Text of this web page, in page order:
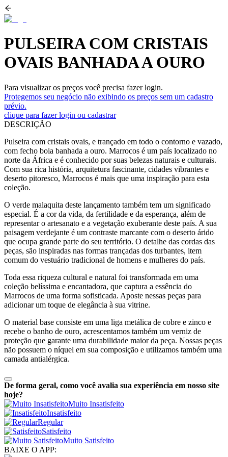
PULSEIRA COM CRISTAIS
OVAIS BANHADA A OURO
Para visualizar os preços você precisa fazer login.
Protegemos seu negócio não exibindo os preços sem um cadastro
prévio.
clique para fazer login ou cadastrar
DESCRIÇÃO
Pulseira com cristais ovais, e trançado em todo o contorno e vazado,
com fecho boia banhada a ouro. Marrocos é um país localizado no
norte da África e é conhecido por suas belezas naturais e culturais.
Com sua rica história, arquitetura fascinante, cidades vibrantes e
deserto pitoresco, Marrocos é mais que uma inspiração para esta
coleção.
O verde malaquita deste lançamento também tem um significado
especial. É a cor da vida, da fertilidade e da esperança, além de
representar o artesanato e a vegetação exuberante deste país. A sua
paisagem verdejante é um contraste marcante com o deserto árido
que ocupa grande parte do seu território. O detalhe das cordas das
peças, são inspiradas nas formas trançadas dos turbantes, item
comum do vestuário tradicional de homens e mulheres do país.
Toda essa riqueza cultural e natural foi transformada em uma
coleção belíssima e encantadora, que captura a essência do
Marrocos de uma forma sofisticada. Aposte nessas peças para
adicionar um toque de elegância à sua vitrine.
O material base consiste em uma liga metálica de cobre e zinco e
recebe o banho de ouro, acrescentamos também um verniz de
proteção que garante uma durabilidade maior da peça. Nossas peças
não possuem o níquel em sua composição e utilizamos também uma
camada antialérgica.
De forma geral, como você avalia sua experiência em nosso site
hoje?
Muito Insatisfeito
Insatisfeito
Regular
Satisfeito
Muito Satisfeito
BAIXE O APP: